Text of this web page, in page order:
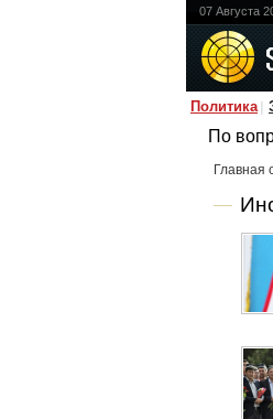
07 Августа
Политика
По
Главная